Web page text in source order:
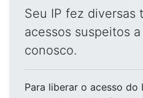
Seu IP fez diversas
acessos suspeitos
conosco.
Para liberar o acesso do